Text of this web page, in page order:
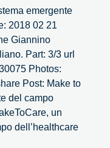
emergente
2018 02 21
Giannino
Part: 3/3 url
Photos:
Post: Make to
del campo
un
dell’healthcare